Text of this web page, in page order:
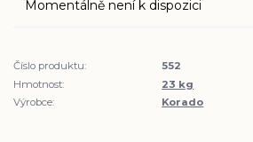
Momentálně není k dispozici
Číslo produktu:
552
Hmotnost:
23 kg
Výrobce:
Korado